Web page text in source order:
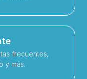
frecuentes,
y más.